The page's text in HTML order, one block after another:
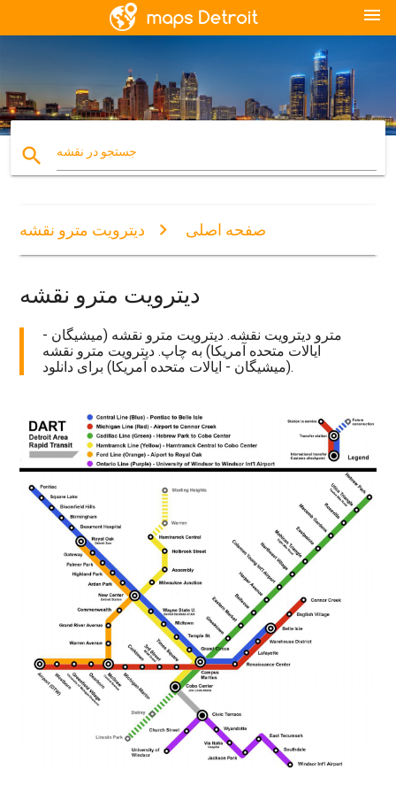
menu
search جستجو در نقشه
صفحه اصلی دیترویت مترو نقشه
دیترویت مترو نقشه
مترو دیترویت نقشه. دیترویت مترو نقشه (میشیگان -
ایالات متحده آمریکا) به چاپ. دیترویت مترو نقشه
(میشیگان - ایالات متحده آمریکا) برای دانلود.